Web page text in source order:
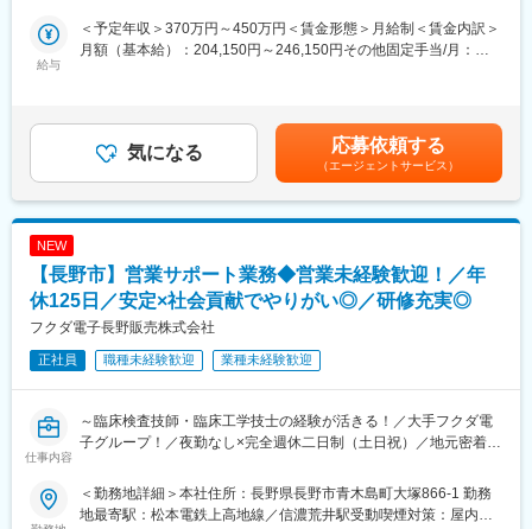
機関に向けた**営業サポート業務**をメインに**医療機器の法人営
業（既存顧客中心）**もお任せします。
・医療機器のご案内、情報提供
・医療現場の課題やニーズに応じた製品・サービスの提案
・製品導入時のデモンストレーション、使用方法の説明
・簡単な問い合わせ対応（専門的な修理・点検は別部署が担当）
※新規飛び込み営業はなく、既存のお客様との関係構築が中心で
～ 臨床検査技師・臨床工学技士をどう活かせる？ ～
お客様は医療機関に在籍の医師や看護師、臨床検査技師、臨床工
学技士などです。そのため、これまで得た知識を活かせる場面が
多く、資格を持っていることが強みになります！
またご経験されたからこそ、お客様の苦労に共感できるため親し
ライフプランの変化に伴い、夜勤を無くしたい！土日休みにした
■この仕事の特徴・やりがい
給与
＜予定年収＞370万円～450万円＜賃金形態＞月給制＜賃金内訳＞
月額（基本給）：204,150円～246,150円その他固定手当/月：
手当＞有＜給与補足＞■昇給：年1回■賞与：年2回（7月・12月）※
過去実績計4.0ヶ月分（業績によって変動）■インセンティブ手当
（報奨金）別途支給■地域手当：3,500円■資格手当あり賃金はあ
くまでも目安の金額であり、選考を通じて上下する可能性があり
ます。月給(月額)は固定手当を含めた表記です。
気になる 応募依頼する
（エージェントサービス）
NEW
【長野市】営業サポート業務◆営業未経験歓迎！／年
休125日／安定×社会貢献でやりがい◎／研修充実◎
フクダ電子長野販売株式会社
正社員 職種未経験歓迎 業種未経験歓迎
仕事内容
～臨床検査技師・臨床工学技士の経験が活きる！／大手フクダ電
子グループ！／夜勤なし×完全週休二日制（土日祝）／地元密着×
るお仕事～
＜勤務地詳細＞本社住所：長野県長野市青木島町大塚866-1 勤務
地最寄駅：松本電鉄上高地線／信濃荒井駅受動喫煙対策：屋内全